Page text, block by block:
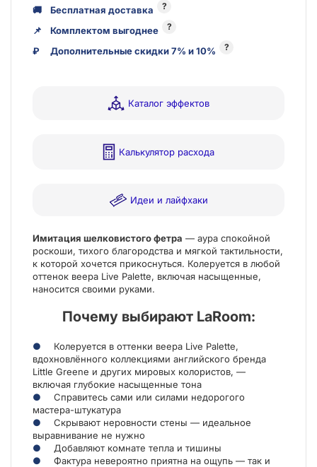
🚚 Бесплатная доставка ?
📌 Комплектом выгоднее ?
₽ Дополнительные скидки 7% и 10% ?
Каталог эффектов
Калькулятор расхода
Идеи и лайфхаки
Имитация шелковистого фетра — аура спокойной
роскоши, тихого благородства и мягкой тактильности,
к которой хочется прикоснуться. Колеруется в любой
оттенок веера Live Palette, включая насыщенные,
наносится своими руками.
Почему выбирают LaRoom:
Колеруется в оттенки веера Live Palette,
вдохновлённого коллекциями английского бренда
Little Greene и других мировых колористов, —
включая глубокие насыщенные тона
Справитесь сами или силами недорогого
мастера-штукатура
Скрывают неровности стены — идеальное
выравнивание не нужно
Добавляют комнате тепла и тишины
Фактура невероятно приятна на ощупь — так и